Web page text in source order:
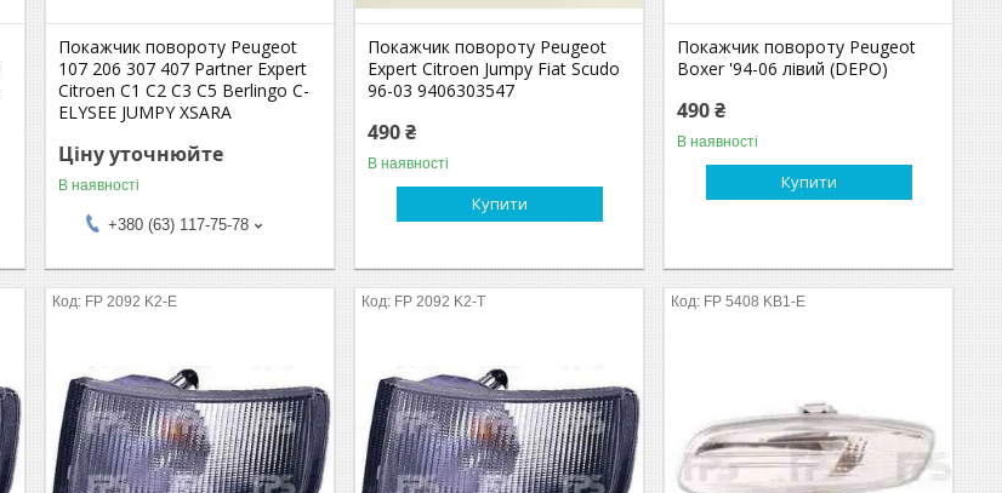
Покажчик повороту Peugeot
107 206 307 407 Partner Expert
Citroen C1 C2 C3 C5 Berlingo C-
ELYSEE JUMPY XSARA
Ціну уточнюйте
В наявності
+380 (63) 117-75-78
Покажчик повороту Peugeot
Expert Citroen Jumpy Fiat Scudo
96-03 9406303547
490 ₴
В наявності
Купити
Покажчик повороту Peugeot
Boxer '94-06 лівий (DEPO)
490 ₴
В наявності
Купити
FP 2092 K2-E FP 2092 K2-T FP 5408 KB1-E